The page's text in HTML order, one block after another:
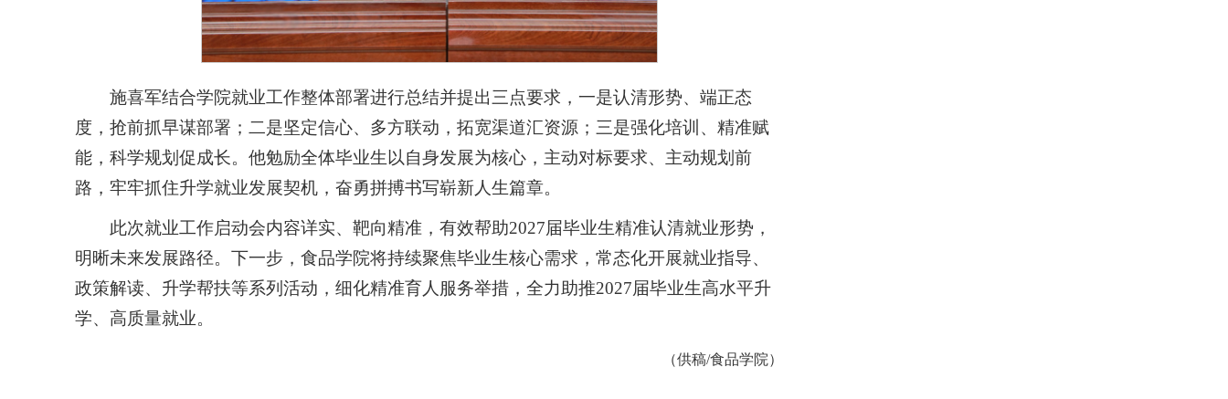
施喜军结合学院就业工作整体部署进行总结并提出三点要求，一是认清形势、端正态
度，抢前抓早谋部署；二是坚定信心、多方联动，拓宽渠道汇资源；三是强化培训、精准赋
能，科学规划促成长。他勉励全体毕业生以自身发展为核心，主动对标要求、主动规划前
路，牢牢抓住升学就业发展契机，奋勇拼搏书写崭新人生篇章。
此次就业工作启动会内容详实、靶向精准，有效帮助2027届毕业生精准认清就业形势，
明晰未来发展路径。下一步，食品学院将持续聚焦毕业生核心需求，常态化开展就业指导、
政策解读、升学帮扶等系列活动，细化精准育人服务举措，全力助推2027届毕业生高水平升
学、高质量就业。
（供稿/食品学院）